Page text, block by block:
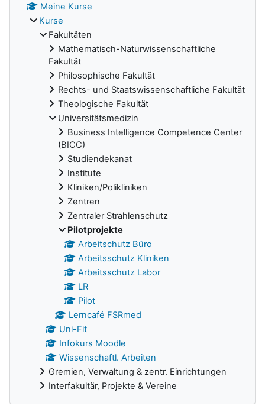
Meine Kurse
Kurse
Fakultäten
Mathematisch-Naturwissenschaftliche
Fakultät
Philosophische Fakultät
Rechts- und Staatswissenschaftliche Fakultät
Theologische Fakultät
Universitätsmedizin
Business Intelligence Competence Center
(BICC)
Studiendekanat
Institute
Kliniken/Polikliniken
Zentren
Zentraler Strahlenschutz
Pilotprojekte
Arbeitschutz Büro
Arbeitsschutz Kliniken
Arbeitsschutz Labor
LR
Pilot
Lerncafé FSRmed
Uni-Fit
Infokurs Moodle
Wissenschaftl. Arbeiten
Gremien, Verwaltung & zentr. Einrichtungen
Interfakultär, Projekte & Vereine